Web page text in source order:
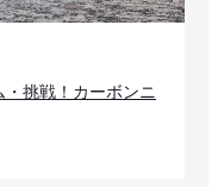
・挑戦！カーボンニ